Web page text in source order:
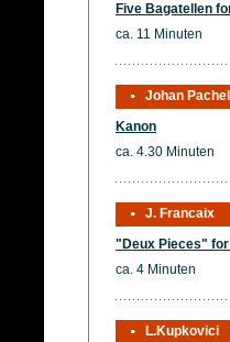
Five Bagatellen
ca. 11 Minuten
Johan
Kanon
ca. 4.30 Minuten
J. Francaix
"Deux Pieces"
ca. 4 Minuten
L.Kupkovici